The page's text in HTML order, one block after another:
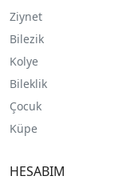
Ziynet
Bilezik
Kolye
Bileklik
Çocuk
Küpe
HESABIM